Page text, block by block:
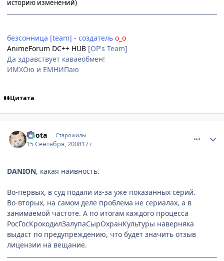
историю изменений)
безсонница [team] - создатель о о
AnimeForum DC++ HUB [OP's Team]
Да здравствует каваеобмен!
ИМХОю и ЕМНИПаю
Цитата
Kuota Старожилы
15 Сентября, 200817 г
DANION, какая наивность.
Во-первых, в суд подали из-за уже показанных серий.
Во-вторых, на самом деле проблема не сериалах, а в
занимаемой частоте. А по итогам каждого процесса
РосГосКрокодилЗалупаСырОхранКультуры наверняка
выдаст по предупреждению, что будет значить отзыв
лицензии на вещание.